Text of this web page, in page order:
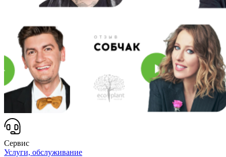
Сервис
Услуги, обслуживание